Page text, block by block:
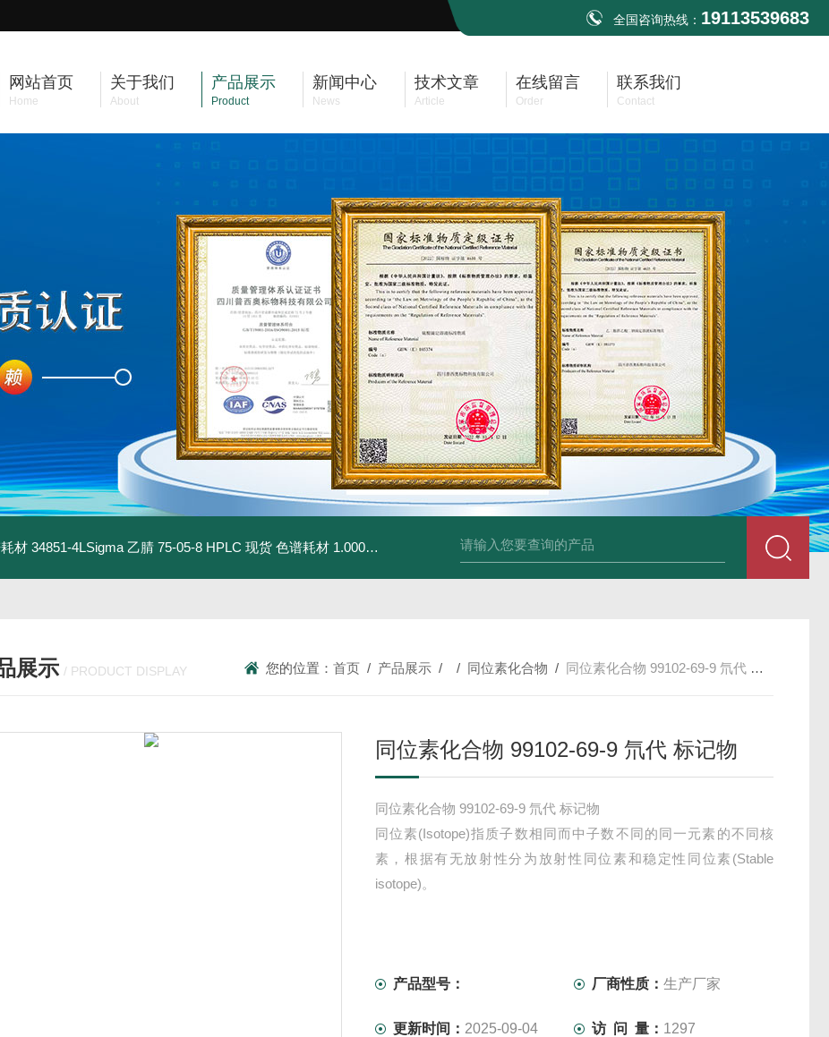
全国咨询热线： 19113539683
网站首页
Home
关于我们
About
产品展示
Product
新闻中心
News
技术文章
Article
在线留言
Order
联系我们
Contact
材 34851-4LSigma 乙腈 75-05-8 HPLC 现货 色谱耗材 1.00030.4008默克 乙腈 75-05-8 HPLC 现货 色谱耗材 34860-4L-Rsigma 甲醇 67-
展示 / PRODUCT DISPLAY 您的位置：首页 / 产品展示 / / 同位素化合物 / 同位素化合物 99102-69-9 氘代 标记物
同位素化合物 99102-69-9 氘代 标记物
同位素化合物 99102-69-9 氘代 标记物
同位素(Isotope)指质子数相同而中子数不同的同一元素的不同核
素，根据有无放射性分为放射性同位素和稳定性同位素(Stable
isotope)。
产品型号： 厂商性质：生产厂家
更新时间： 2025-09-04 访 问 量： 1297